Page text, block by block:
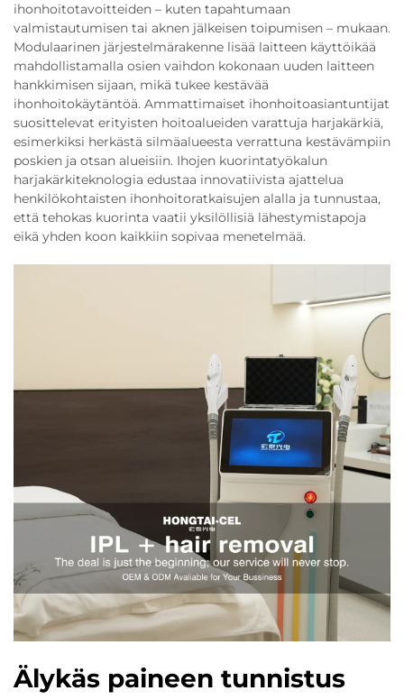
ihonhoitotavoitteiden – kuten tapahtumaan
valmistautumisen tai aknen jälkeisen toipumisen – mukaan.
Modulaarinen järjestelmärakenne lisää laitteen käyttöikää
mahdollistamalla osien vaihdon kokonaan uuden laitteen
hankkimisen sijaan, mikä tukee kestävää
ihonhoitokäytäntöä. Ammattimaiset ihonhoitoasiantuntijat
suosittelevat erityisten hoitoalueiden varattuja harjakärkiä,
esimerkiksi herkästä silmäalueesta verrattuna kestävämpiin
poskien ja otsan alueisiin. Ihojen kuorintatyökalun
harjakärkiteknologia edustaa innovatiivista ajattelua
henkilökohtaisten ihonhoitoratkaisujen alalla ja tunnustaa,
että tehokas kuorinta vaatii yksilöllisiä lähestymistapoja
eikä yhden koon kaikkiin sopivaa menetelmää.
Älykäs paineen tunnistus